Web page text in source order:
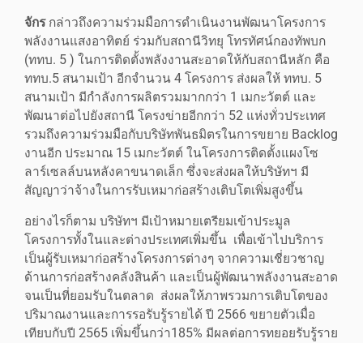
จักรกล่าวถึงความร่วมมือการดำเนินงานพัฒนาโครงการ
พลังงานแสงอาทิตย์ ร่วมกับสถานีวิทยุ โทรทัศน์กองทัพบก
(ททบ. 5 ) ในการติดตั้งพลังงานสะอาดให้กับสถานีหลัก คือ
ททบ.5 สนามเป้า อีกจำนวน 4 โครงการ ส่งผลให้ ททบ. 5
สนามเป้า มีกำลังการผลิตรวมมากกว่า 1 เมกะวัตต์ และ
พัฒนาต่อไปยังสถานี โครงข่ายอีกกว่า 52 แห่งทั่วประเทศ
รวมถึงความร่วมมือกับบริษัทพันธมิตรในการขยาย Backlog
งานอีก ประมาณ 15 เมกะวัตต์ ในโครงการติดตั้งแผงโซ
ลาร์เซลล์บนหลังคาขนาดเล็ก ซึ่งจะส่งผลให้บริษัทฯ มี
สัญญาว่าจ้างในการรับเหมาก่อสร้างเติบโตเพิ่มสูงขึ้น
อย่างไรก็ตาม บริษัทฯ มีเป้าหมายเตรียมเข้าประมูล
โครงการทั้งในและต่างประเทศเพิ่มขึ้น เพื่อเข้าไปบริการ
เป็นผู้รับเหมาก่อสร้างโครงการต่างๆ จากความเชี่ยวชาญ
ด้านการก่อสร้างคลังสินค้า และเป็นผู้พัฒนาพลังงานสะอาด
จนเป็นที่ยอมรับในตลาด ส่งผลให้ภาพรวมการเติบโตของ
ปริมาณงานและการรอรับรู้รายได้ ปี 2566 ขยายตัวเมื่อ
เทียบกับปี 2565 เพิ่มขึ้นกว่า185% มีผลต่อการทยอยรับรู้ราย